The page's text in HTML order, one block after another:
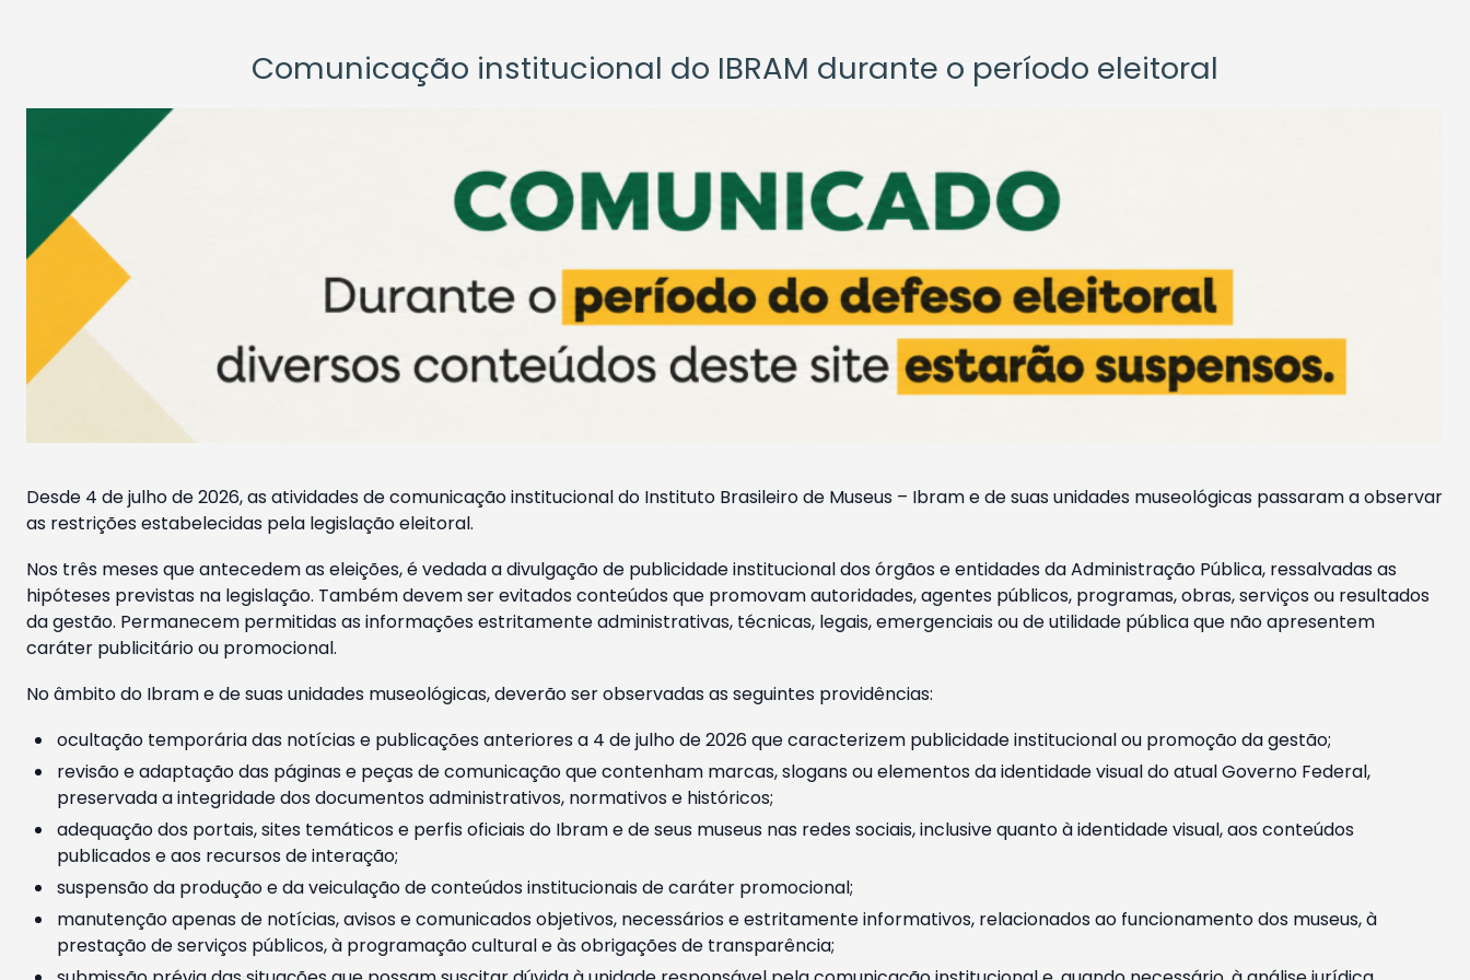
Comunicação institucional do IBRAM durante o período eleitoral
Desde 4 de julho de 2026, as atividades de comunicação institucional do Instituto Brasileiro de Museus – Ibram e de suas unidades museológicas passaram a observar
as restrições estabelecidas pela legislação eleitoral.
Nos três meses que antecedem as eleições, é vedada a divulgação de publicidade institucional dos órgãos e entidades da Administração Pública, ressalvadas as
hipóteses previstas na legislação. Também devem ser evitados conteúdos que promovam autoridades, agentes públicos, programas, obras, serviços ou resultados
da gestão. Permanecem permitidas as informações estritamente administrativas, técnicas, legais, emergenciais ou de utilidade pública que não apresentem
caráter publicitário ou promocional.
No âmbito do Ibram e de suas unidades museológicas, deverão ser observadas as seguintes providências:
ocultação temporária das notícias e publicações anteriores a 4 de julho de 2026 que caracterizem publicidade institucional ou promoção da gestão;
revisão e adaptação das páginas e peças de comunicação que contenham marcas, slogans ou elementos da identidade visual do atual Governo Federal,
preservada a integridade dos documentos administrativos, normativos e históricos;
adequação dos portais, sites temáticos e perfis oficiais do Ibram e de seus museus nas redes sociais, inclusive quanto à identidade visual, aos conteúdos
publicados e aos recursos de interação;
suspensão da produção e da veiculação de conteúdos institucionais de caráter promocional;
manutenção apenas de notícias, avisos e comunicados objetivos, necessários e estritamente informativos, relacionados ao funcionamento dos museus, à
prestação de serviços públicos, à programação cultural e às obrigações de transparência;